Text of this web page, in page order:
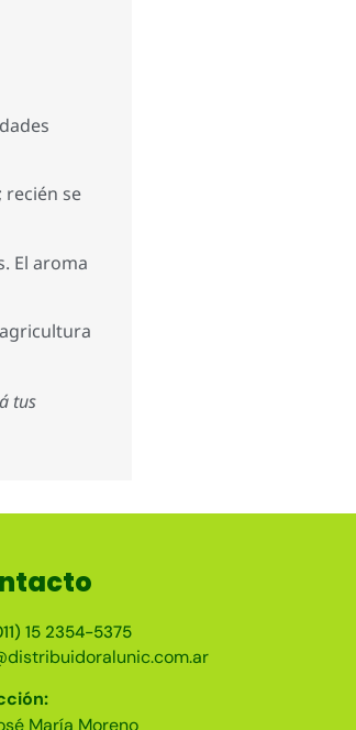
recién se
El aroma
tus
15 2354-5375
María Moreno